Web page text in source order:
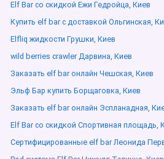
Elf Bar со скидкой Ежи Гедройца, Киев
Купить elf bar с доставкой Ольгинская,
Elfliq жидкости Грушки, Киев
wild berries crawler Дарвина, Киев
Заказать elf bar онлайн Чешская, Киев
Эльф Бар купить Борщаговка, Киев
Заказать elf bar онлайн Эспланадная,
Elf Bar со скидкой Спортивная площадь,
Сертифицированные elf bar Леонида